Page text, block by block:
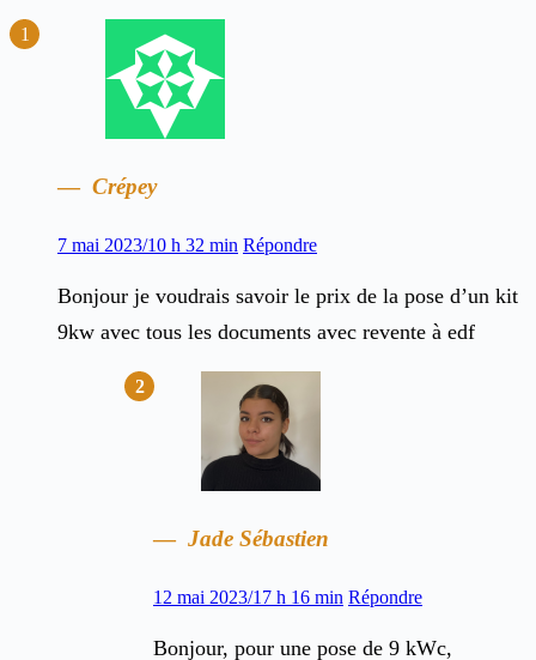
Crépey
7 mai 2023/10 h 32 min Répondre
Bonjour je voudrais savoir le prix de la pose d’un kit
9kw avec tous les documents avec revente à edf
Jade Sébastien
12 mai 2023/17 h 16 min Répondre
Bonjour, pour une pose de 9 kWc,